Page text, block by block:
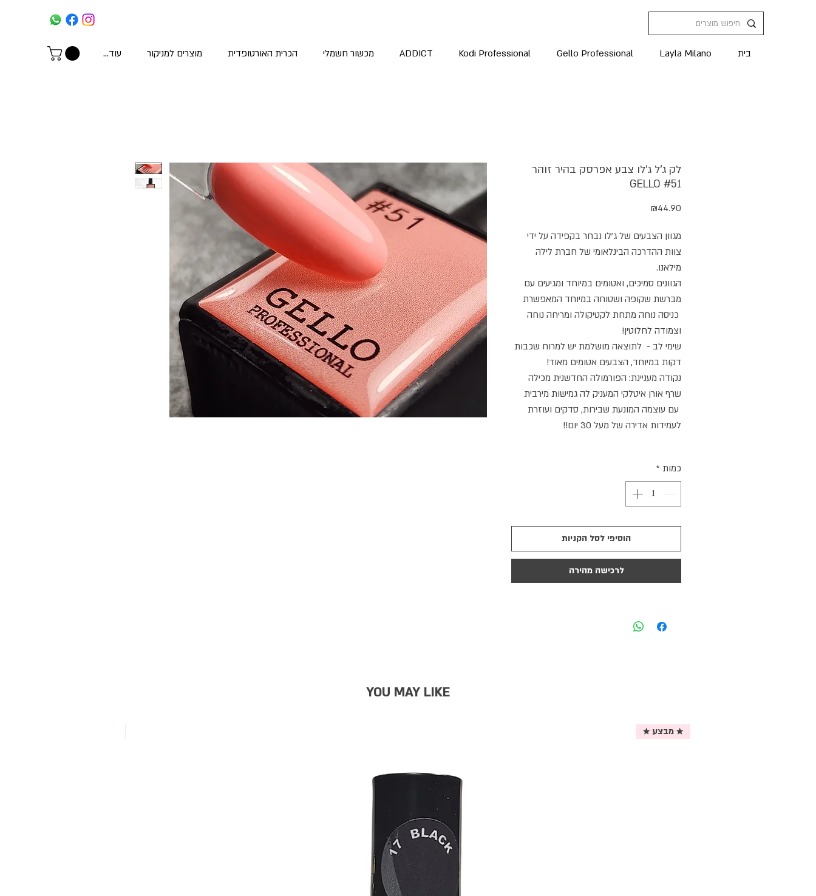
בית Layla Milano
Gello Professional
Kodi Professional
ADDICT מכשור חשמלי הכרית האורטופדית מוצרים למניקור עוד...
לק ג'ל ג'לו צבע אפרסק בהיר זוהר
GELLO #51
₪44.90
מגוון הצבעים של ג'לו נבחר בקפידה על ידי
צוות ההדרכה הבינלאומי של חברת לילה
מילאנו.
הגוונים סמיכים, ואטומים במיוחד ומגיעים עם
מברשת שקופה ושטוחה במיוחד המאפשרת
כניסה נוחה מתחת לקטיקולה ומריחה נוחה
וצמודה לחלוטין!
שימי לב - לתוצאה מושלמת יש למרוח שכבות
דקות במיוחד, הצבעים אטומים מאוד!
נקודה מעניינת: הפורמולה החדשנית מכילה
שרף אורן איטלקי המעניק לה גמישות מירבית
עם עוצמה המונעת שבירות, סדקים ועוזרת
לעמידות אדירה של מעל 30 יום!!
כמות *
הוסיפי לסל הקניות
לרכישה מהירה
YOU MAY LIKE
★ מבצע ★